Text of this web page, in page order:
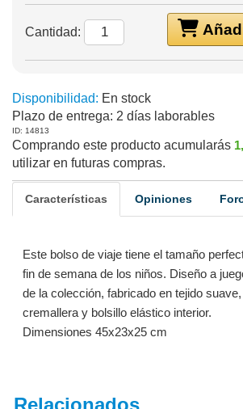
Cantidad:
Disponibilidad: En stock
Plazo de entrega: 2 días laborables
ID: 14813
Comprando este producto acumularás
utilizar en futuras compras.
Características Opiniones
Este bolso de viaje tiene el tamaño
fin de semana de los niños. Diseño a
de la colección, fabricado en tejido
cremallera y bolsillo elástico interior.
Dimensiones 45x23x25 cm
Relacionados